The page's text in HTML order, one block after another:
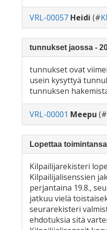
VRL-00057 Heidi (#
tunnukset jaossa -
tunnukset ovat
usein kysyttyä
tunnuksen
VRL-00001 Meepu (#
Lopettaa
Kilpailijarekisteri
Kilpailijalisenssien
perjantaina 19.8.,
jatkuu vielä
seurarekisteri
ehdotuksia sitä